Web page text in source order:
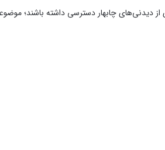
دیدنی‌های چابهار دسترسی داشته باشند؛